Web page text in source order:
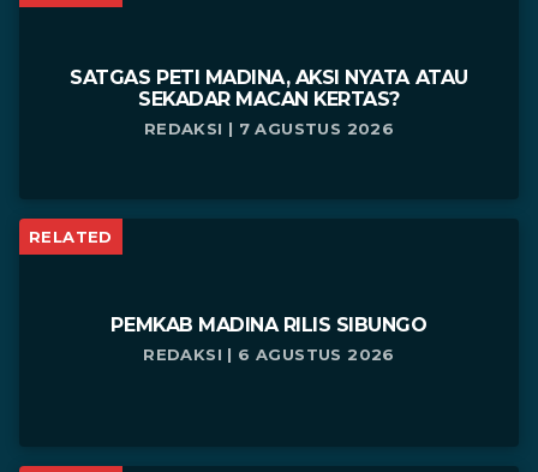
SATGAS PETI MADINA, AKSI NYATA ATAU
SEKADAR MACAN KERTAS?
REDAKSI | 7 AGUSTUS 2026
RELATED
PEMKAB MADINA RILIS SIBUNGO
REDAKSI | 6 AGUSTUS 2026